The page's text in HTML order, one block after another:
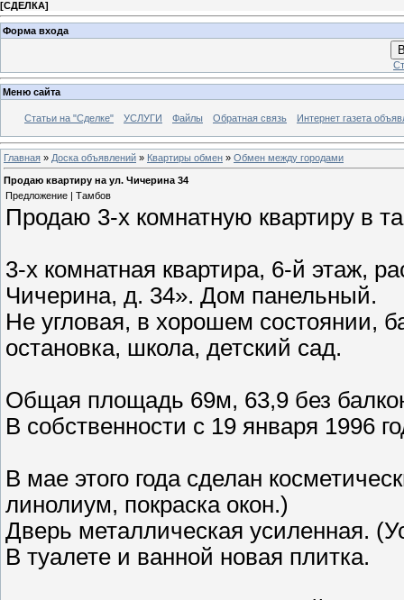
[СДЕЛКА]
Форма входа
Меню сайта
Статьи на "Сделке" УСЛУГИ Файлы Обратная связь Интернет газета
Главная » Доска объявлений » Квартиры обмен » Обмен между городами
Продаю квартиру на ул. Чичерина 34
Предложение | Тамбов
Продаю 3-х комнатную квартиру в
3-х комнатная квартира, 6-й этаж,
Чичерина, д. 34». Дом панельный.
Не угловая, в хорошем состоянии,
остановка, школа, детский сад.
Общая площадь 69м, 63,9 без
В собственности с 19 января 1996
В мае этого года сделан
линолиум, покраска окон.)
Дверь металлическая усиленная.
В туалете и ванной новая плитка.